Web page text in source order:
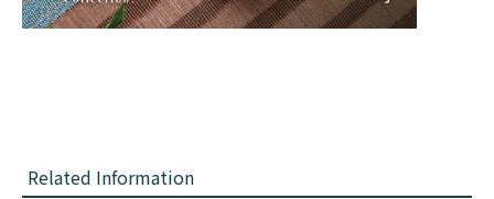
Related Information